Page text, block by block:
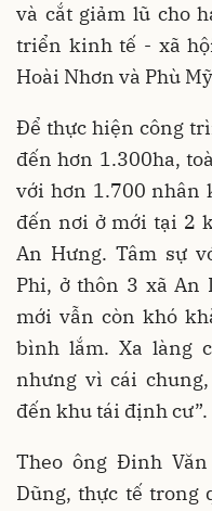
và cắt giảm lũ cho
triển kinh tế - xã
Hoài Nhơn và Phù
Để thực hiện công
đến hơn 1.300ha,
với hơn 1.700 nhân
đến nơi ở mới tại 2
An Hưng. Tâm sự
Phi, ở thôn 3 xã An
mới vẫn còn khó
bình lắm. Xa làng
nhưng vì cái
đến khu tái định cư”.
Theo ông Đinh
Dũng, thực tế trong